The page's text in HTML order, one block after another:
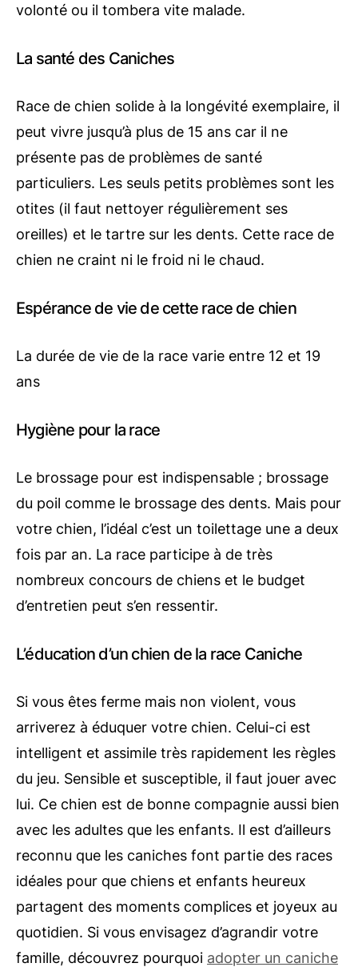
volonté ou il tombera vite malade.
La santé des Caniches
Race de chien solide à la longévité exemplaire, il
peut vivre jusqu’à plus de 15 ans car il ne
présente pas de problèmes de santé
particuliers. Les seuls petits problèmes sont les
otites (il faut nettoyer régulièrement ses
oreilles) et le tartre sur les dents. Cette race de
chien ne craint ni le froid ni le chaud.
Espérance de vie de cette race de chien
La durée de vie de la race varie entre 12 et 19
ans
Hygiène pour la race
Le brossage pour est indispensable ; brossage
du poil comme le brossage des dents. Mais pour
votre chien, l’idéal c’est un toilettage une a deux
fois par an. La race participe à de très
nombreux concours de chiens et le budget
d’entretien peut s’en ressentir.
L’éducation d’un chien de la race Caniche
Si vous êtes ferme mais non violent, vous
arriverez à éduquer votre chien. Celui-ci est
intelligent et assimile très rapidement les règles
du jeu. Sensible et susceptible, il faut jouer avec
lui. Ce chien est de bonne compagnie aussi bien
avec les adultes que les enfants. Il est d’ailleurs
reconnu que les caniches font partie des races
idéales pour que chiens et enfants heureux
partagent des moments complices et joyeux au
quotidien. Si vous envisagez d’agrandir votre
famille, découvrez pourquoi adopter un caniche